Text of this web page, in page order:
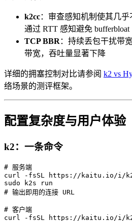
k2cc：审查感知机制使其几
通过 RTT 感知避免 bufferbloat
TCP BBR ：持续丢包干扰带
带宽，吞吐量显著下降
详细的拥塞控制对比请参阅 k2 vs
络场景的测评框架。
配置复杂度与用户体验
k2：一条命令
# 服务端
curl -fsSL https://kaitu.io/i/
sudo k2s run
# 输出即用的连接 URL
# 客户端
curl -fsSL https://kaitu.io/i/